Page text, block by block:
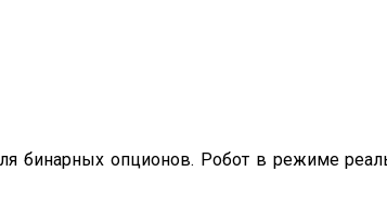
бинарных опционов. Робот в режиме